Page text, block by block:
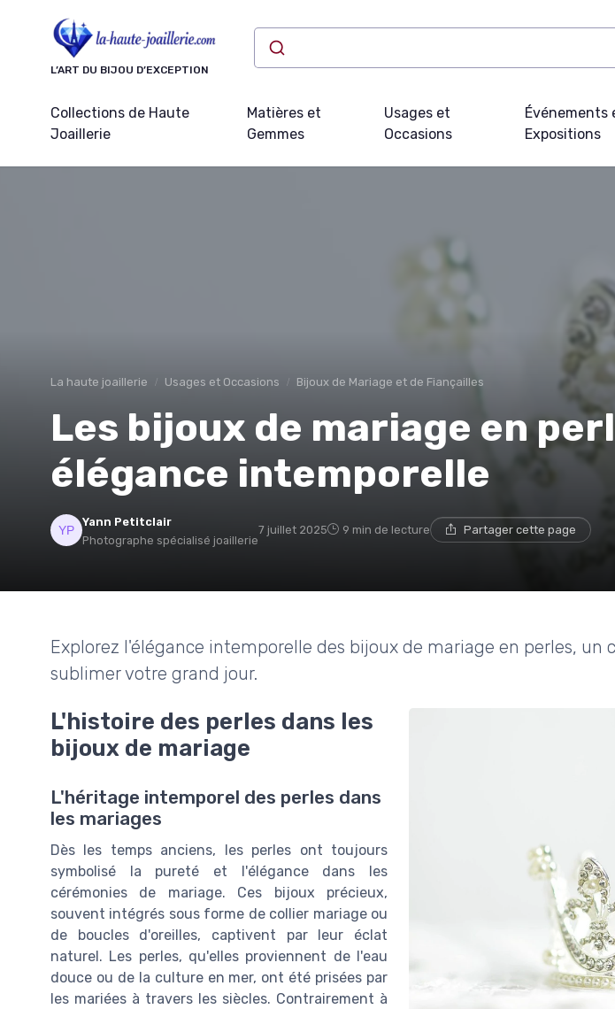
L’ART DU BIJOU D’EXCEPTION
Collections de Haute
Joaillerie
Matières et
Gemmes
Usages et
Occasions
Événements
Expositions
La haute joaillerie Usages et Occasions Bijoux de Mariage et de Fiançailles
Les bijoux de mariage en
élégance intemporelle
Yann Petitclair
Photographe spécialisé joaillerie
7 juillet 2025 9 min de lecture Partager cette page
Explorez l'élégance intemporelle des bijoux de mariage en perles, un
sublimer votre grand jour.
L'histoire des perles dans les
bijoux de mariage
L'héritage intemporel des perles dans
les mariages
Dès les temps anciens, les perles ont toujours
symbolisé la pureté et l'élégance dans les
cérémonies de mariage. Ces bijoux précieux,
souvent intégrés sous forme de collier mariage ou
de boucles d'oreilles, captivent par leur éclat
naturel. Les perles, qu'elles proviennent de l'eau
douce ou de la culture en mer, ont été prisées par
les mariées à travers les siècles. Contrairement à